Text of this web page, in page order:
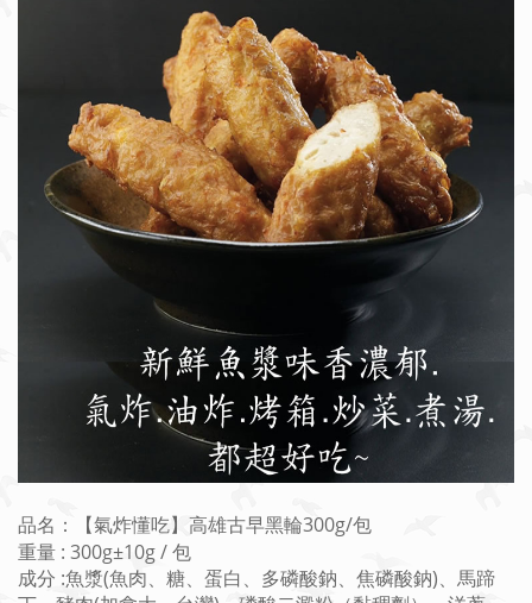
品名：【氣炸懂吃】高雄古早黑輪300g/包
重量 : 300g±10g / 包
成分 :魚漿(魚肉、糖、蛋白、多磷酸鈉、焦磷酸鈉)、馬蹄